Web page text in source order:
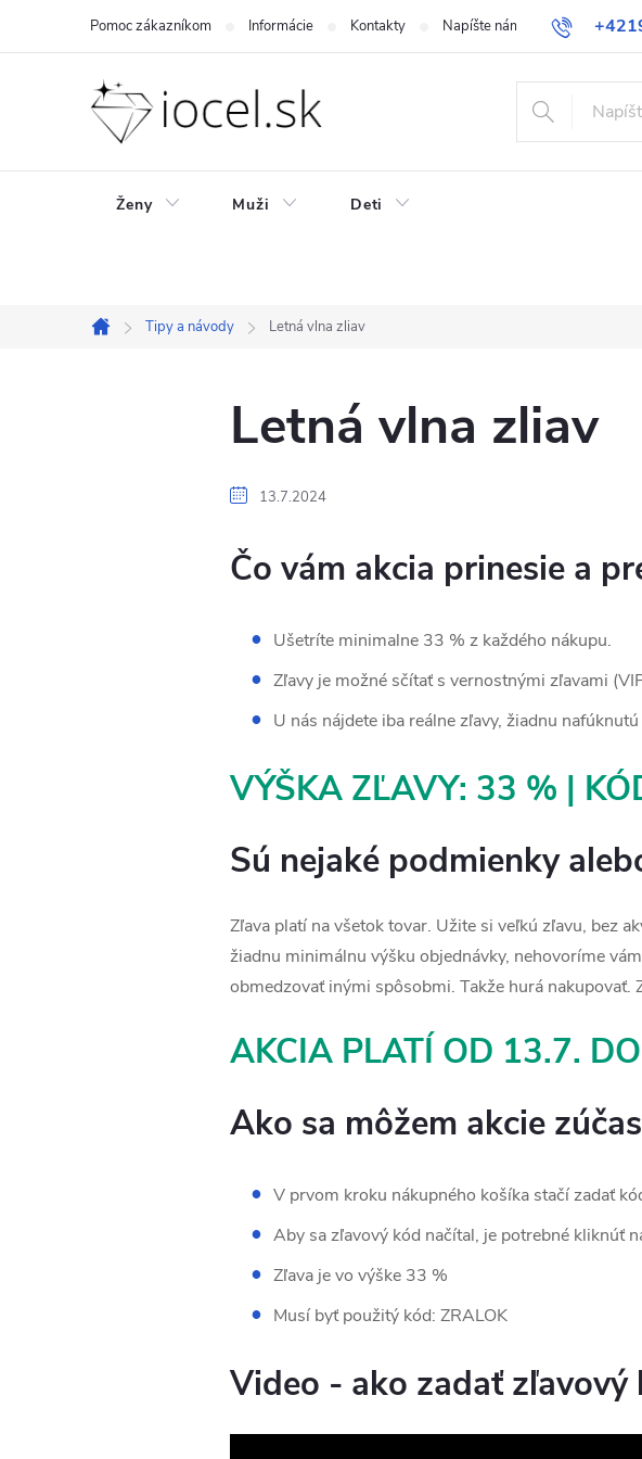
Pomoc zákazníkom Informácie Kontakty Napíšte nám Blog
Ženy Muži Deti
Domov
Tipy a návody Letná vlna zliav
Letná vlna zliav
13.7.2024
Čo vám akcia prinesie a
Ušetríte minimalne 33 % z každého nákupu.
Zľavy je možné sčítať s vernostnými zľavami
U nás nájdete iba reálne zľavy, žiadnu
VÝŠKA ZĽAVY: 33 % |
Sú nejaké podmienky
Zľava platí na všetok tovar. Užite si veľkú zľavu, bez
žiadnu minimálnu výšku objednávky, nehovoríme
obmedzovať inými spôsobmi. Takže hurá nakupovať.
AKCIA PLATÍ OD 13.7.
Ako sa môžem akcie
V prvom kroku nákupného košíka stačí zadať
Aby sa zľavový kód načítal, je potrebné kliknúť
Zľava je vo výške 33 %
Musí byť použitý kód: ZRALOK
Video - ako zadať zľavový